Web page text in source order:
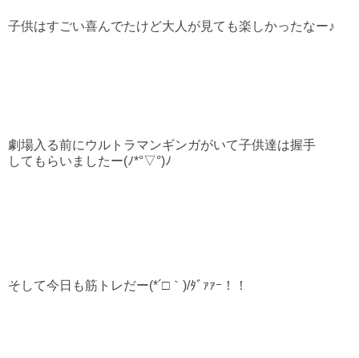
子供はすごい喜んでたけど大人が見ても楽しかったなー♪
劇場入る前にウルトラマンギンガがいて子供達は握手
してもらいましたー(ﾉ*°▽°)ﾉ
そして今日も筋トレだー(*´□｀)/ﾀﾞｧｧｰ！！